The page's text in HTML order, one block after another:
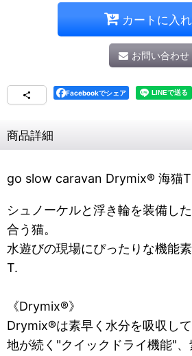
カートに入
お問い合わせ
Facebookでシェア
商品詳細
go slow caravan Drymix® 海猫
シュノーケルと浮き輪を装備し
合う猫。
水遊びの現場にぴったりな機能
T.
《Drymix®》
Drymix®は素早く水分を吸収し
地が続く"クイックドライ機能"